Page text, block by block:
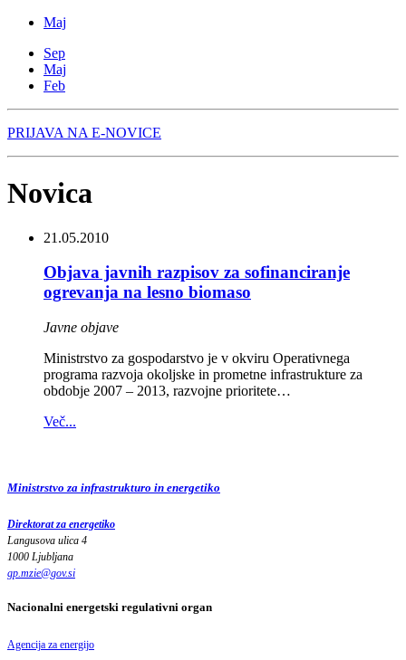
Maj
Sep
Maj
Feb
PRIJAVA NA E-NOVICE
Novica
21.05.2010
Objava javnih razpisov za sofinanciranje
ogrevanja na lesno biomaso
Javne objave
Ministrstvo za gospodarstvo je v okviru Operativnega
programa razvoja okoljske in prometne infrastrukture za
obdobje 2007 – 2013, razvojne prioritete…
Več...
Ministrstvo za infrastrukturo in energetiko
Direktorat za energetiko
Langusova ulica 4
1000 Ljubljana
gp.mzie@gov.si
Nacionalni energetski regulativni organ
Agencija za energijo